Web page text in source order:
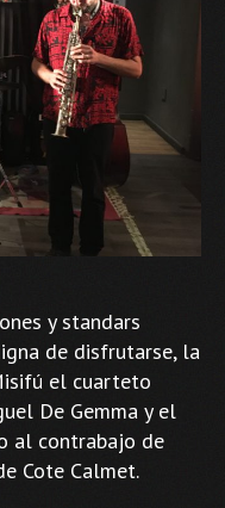
y standars
de disfrutarse, la
el cuarteto
De Gemma y el
al contrabajo de
Cote Calmet.